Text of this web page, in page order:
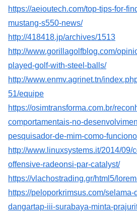
https://aeioutech.com/top-tips-for-
mustang-s550-news/
http://418418.jp/archives/1513
http://www.gorillagolfblog.com/
played-golf-with-steel-balls/
http://www.enmv.agrinet.tn/
51/equipe
https://osimtransforma.com.br/
comportamentais-no-
pesquisador-de-mim-como-
http://www.linuxsystems.it/2014/09/
offensive-radeonsi-par-catalyst/
https://vlachostrading.gr/html5/
https://peloporkrimsus.com/
dangartap-iii-surabaya-minta-